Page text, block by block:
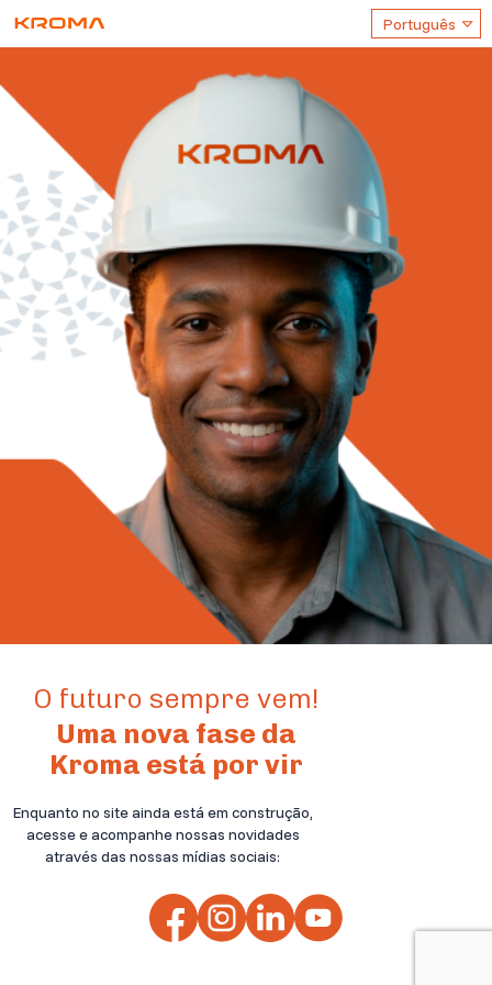
O futuro sempre vem!
Uma nova fase da
Kroma está por vir
Enquanto no site ainda está em construção,
acesse e acompanhe nossas novidades
através das nossas mídias sociais: